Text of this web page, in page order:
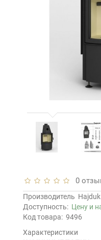
0
Производитель Hajduk
Доступность: Цену и
Код товара: 9496
Характеристики